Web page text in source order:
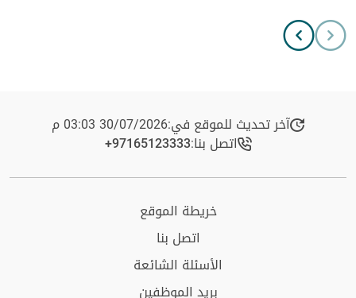
آخر تحديث للموقع في:30/07/2026 03:03 م
اتصل بنا:+97165123333​
خريطة الموقع
اتصل بنا
الأسئلة الشائعة
بريد الموظفين